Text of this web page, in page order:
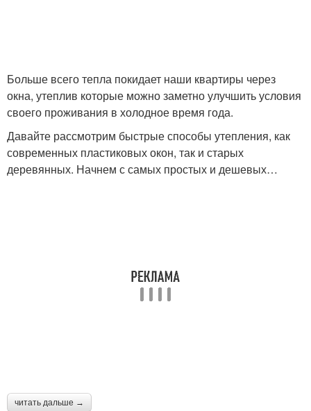
Больше всего тепла покидает наши квартиры через
окна, утеплив которые можно заметно улучшить условия
своего проживания в холодное время года.
Давайте рассмотрим быстрые способы утепления, как
современных пластиковых окон, так и старых
деревянных. Начнем с самых простых и дешевых…
читать дальше →